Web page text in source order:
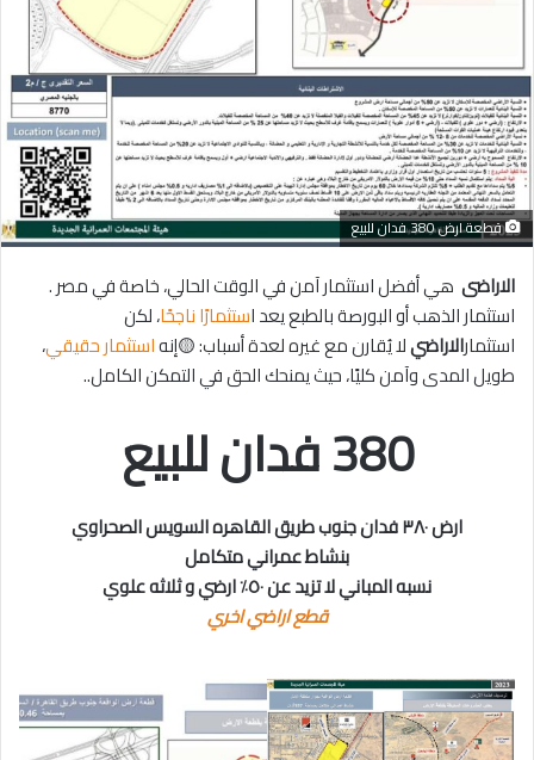
قطعة ارض 380 فدان للبيع
الاراضى هي أفضل استثمار آمن في الوقت الحالي، خاصة في مصر .
استثمار الذهب أو البورصة بالطبع يعد استثمارًا ناجحًا، لكن
استثمارالاراضيلا يُقارن مع غيره لعدة أسباب: 🟡إنهاستثمار حقيقي،
طويل المدى وآمن كليًا، حيث يمنحك الحق في التمكن الكامل..
380 فدان للبيع
ارض ٣٨٠ فدان جنوب طريق القاهره السويس الصحراوي
بنشاط عمراني متكامل
نسبه المباني لا تزيد عن ٥٠٪؜ ارضي و ثلاثه علوي
قطع اراضي اخري